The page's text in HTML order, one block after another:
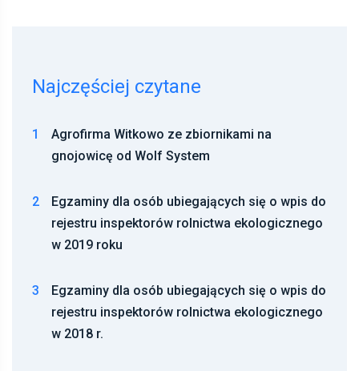
Najczęściej czytane
1
Agrofirma Witkowo ze zbiornikami na
gnojowicę od Wolf System
2
Egzaminy dla osób ubiegających się o wpis do
rejestru inspektorów rolnictwa ekologicznego
w 2019 roku
3
Egzaminy dla osób ubiegających się o wpis do
rejestru inspektorów rolnictwa ekologicznego
w 2018 r.